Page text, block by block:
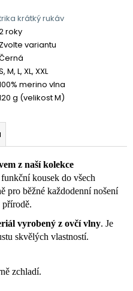
krátký rukáv
roky
Zvolte variantu
M, L, XL, XXL
merino vlna
g (velikost M)
z naší kolekce
kousek do všech
pro běžné každodenní nošení
vyrobený z ovčí vlny. Je
skvělých vlastností.
zchladí.